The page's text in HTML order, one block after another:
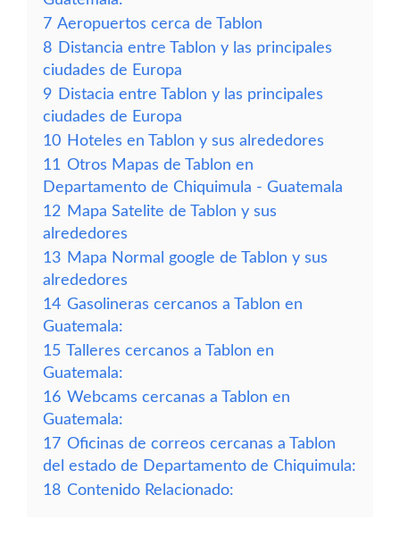
7 Aeropuertos cerca de Tablon
8 Distancia entre Tablon y las principales
ciudades de Europa
9 Distacia entre Tablon y las principales
ciudades de Europa
10 Hoteles en Tablon y sus alrededores
11 Otros Mapas de Tablon en
Departamento de Chiquimula - Guatemala
12 Mapa Satelite de Tablon y sus
alrededores
13 Mapa Normal google de Tablon y sus
alrededores
14 Gasolineras cercanos a Tablon en
Guatemala:
15 Talleres cercanos a Tablon en
Guatemala:
16 Webcams cercanas a Tablon en
Guatemala:
17 Oficinas de correos cercanas a Tablon
del estado de Departamento de Chiquimula:
18 Contenido Relacionado: